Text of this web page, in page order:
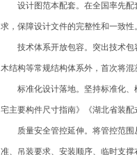
设计图范本配套。在全国率先配
求，保障设计文件的完整性和一致性
技术体系开放包容。突出技术包
木结构等常规结构体系外，首次将
标准化设计落地。坚持标准化、
宅主要构件尺寸指南》《湖北省装
质量安全管控延伸。将管控范围从
准、吊装要求、安装顺序、临时支